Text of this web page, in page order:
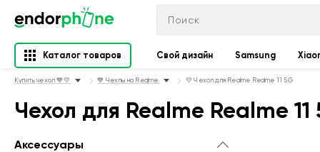
Каталог товаров Свой дизайн Samsung
Купить чехол 💙💛 💙 Чехлы на Realme 💛 Чехол для Realme Realme 11 5G
Чехол для Realme Realme 11
Аксессуары